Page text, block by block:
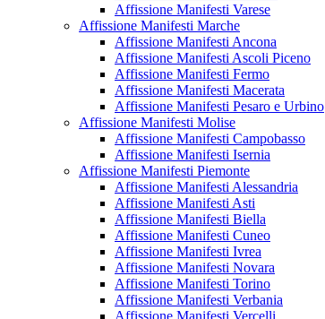
Affissione Manifesti Varese
Affissione Manifesti Marche
Affissione Manifesti Ancona
Affissione Manifesti Ascoli Piceno
Affissione Manifesti Fermo
Affissione Manifesti Macerata
Affissione Manifesti Pesaro e Urbino
Affissione Manifesti Molise
Affissione Manifesti Campobasso
Affissione Manifesti Isernia
Affissione Manifesti Piemonte
Affissione Manifesti Alessandria
Affissione Manifesti Asti
Affissione Manifesti Biella
Affissione Manifesti Cuneo
Affissione Manifesti Ivrea
Affissione Manifesti Novara
Affissione Manifesti Torino
Affissione Manifesti Verbania